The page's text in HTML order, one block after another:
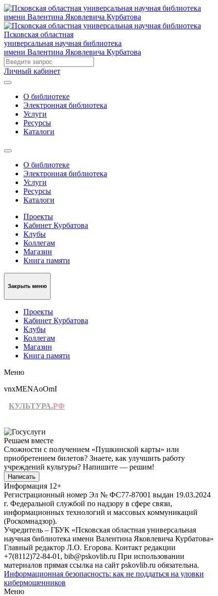
Псковская областная
универсальная научная библиотека
имени Валентина Яковлевича Курбатова
Личный кабинет
О библиотеке
Электронная библиотека
Услуги
Ресурсы
Каталоги
О библиотеке
Электронная библиотека
Услуги
Ресурсы
Каталоги
Проекты
Кабинет Курбатова
Клубы
Коллегам
Магазин
Книга памяти
Закрыть меню
Проекты
Кабинет Курбатова
Клубы
Коллегам
Магазин
Книга памяти
Меню
vnxMENAoOmI
КУЛЬТУРА.РФ
Решаем вместе
Сложности с получением «Пушкинской карты» или
приобретением билетов? Знаете, как улучшить работу
учреждений культуры? Напишите — решим!
Написать
Информация 12+
Регистрационный номер Эл № ФС77-87001 выдан 19.03.2024
г. Федеральной службой по надзору в сфере связи,
информационных технологий и массовых коммуникаций
(Роскомнадзор).
Учредитель – ГБУК «Псковская областная универсальная
научная библиотека имени Валентина Яковлевича Курбатова»
Главный редактор Л.О. Егорова. Контакт редакции
+7(8112)72-84-01, bib@pskovlib.ru При использовании
материалов прямая ссылка на сайт pskovlib.ru обязательна.
Информационная безопасность: как не поддаться на уловки
кибермошенников
Меню